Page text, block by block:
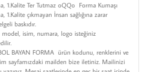
1.Kalite Ter Tutmaz oQQo Forma Kumaşı
1.Kalite çıkmayan İnsan sağlığına zarar
baskıdır.
model, isim, numara, logo isteğiniz
BAYAN FORMA ürün kodunu, renklerini ve
sayfamızdaki mailden bize iletiniz. Mailinizi